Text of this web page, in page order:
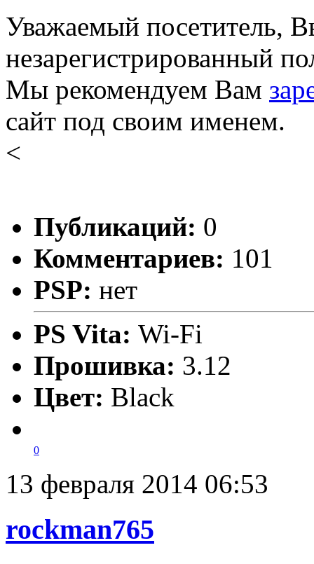
Уважаемый посетитель,
незарегистрированный
Мы рекомендуем Вам
сайт под своим именем.
<
Публикаций: 0
Комментариев: 101
PSP: нет
PS Vita: Wi-Fi
Прошивка: 3.12
Цвет: Black
0
13 февраля 2014 06:53
rockman765